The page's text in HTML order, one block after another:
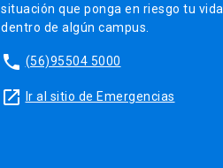
situación que ponga en riesgo tu vida
dentro de algún campus.
phone (56)95504 5000
launch Ir al sitio de Emergencias